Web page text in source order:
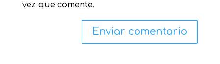
vez que comente.